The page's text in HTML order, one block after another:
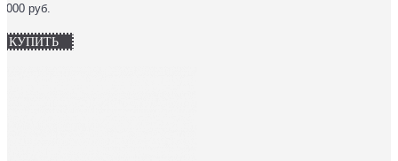
руб.
КУПИТЬ